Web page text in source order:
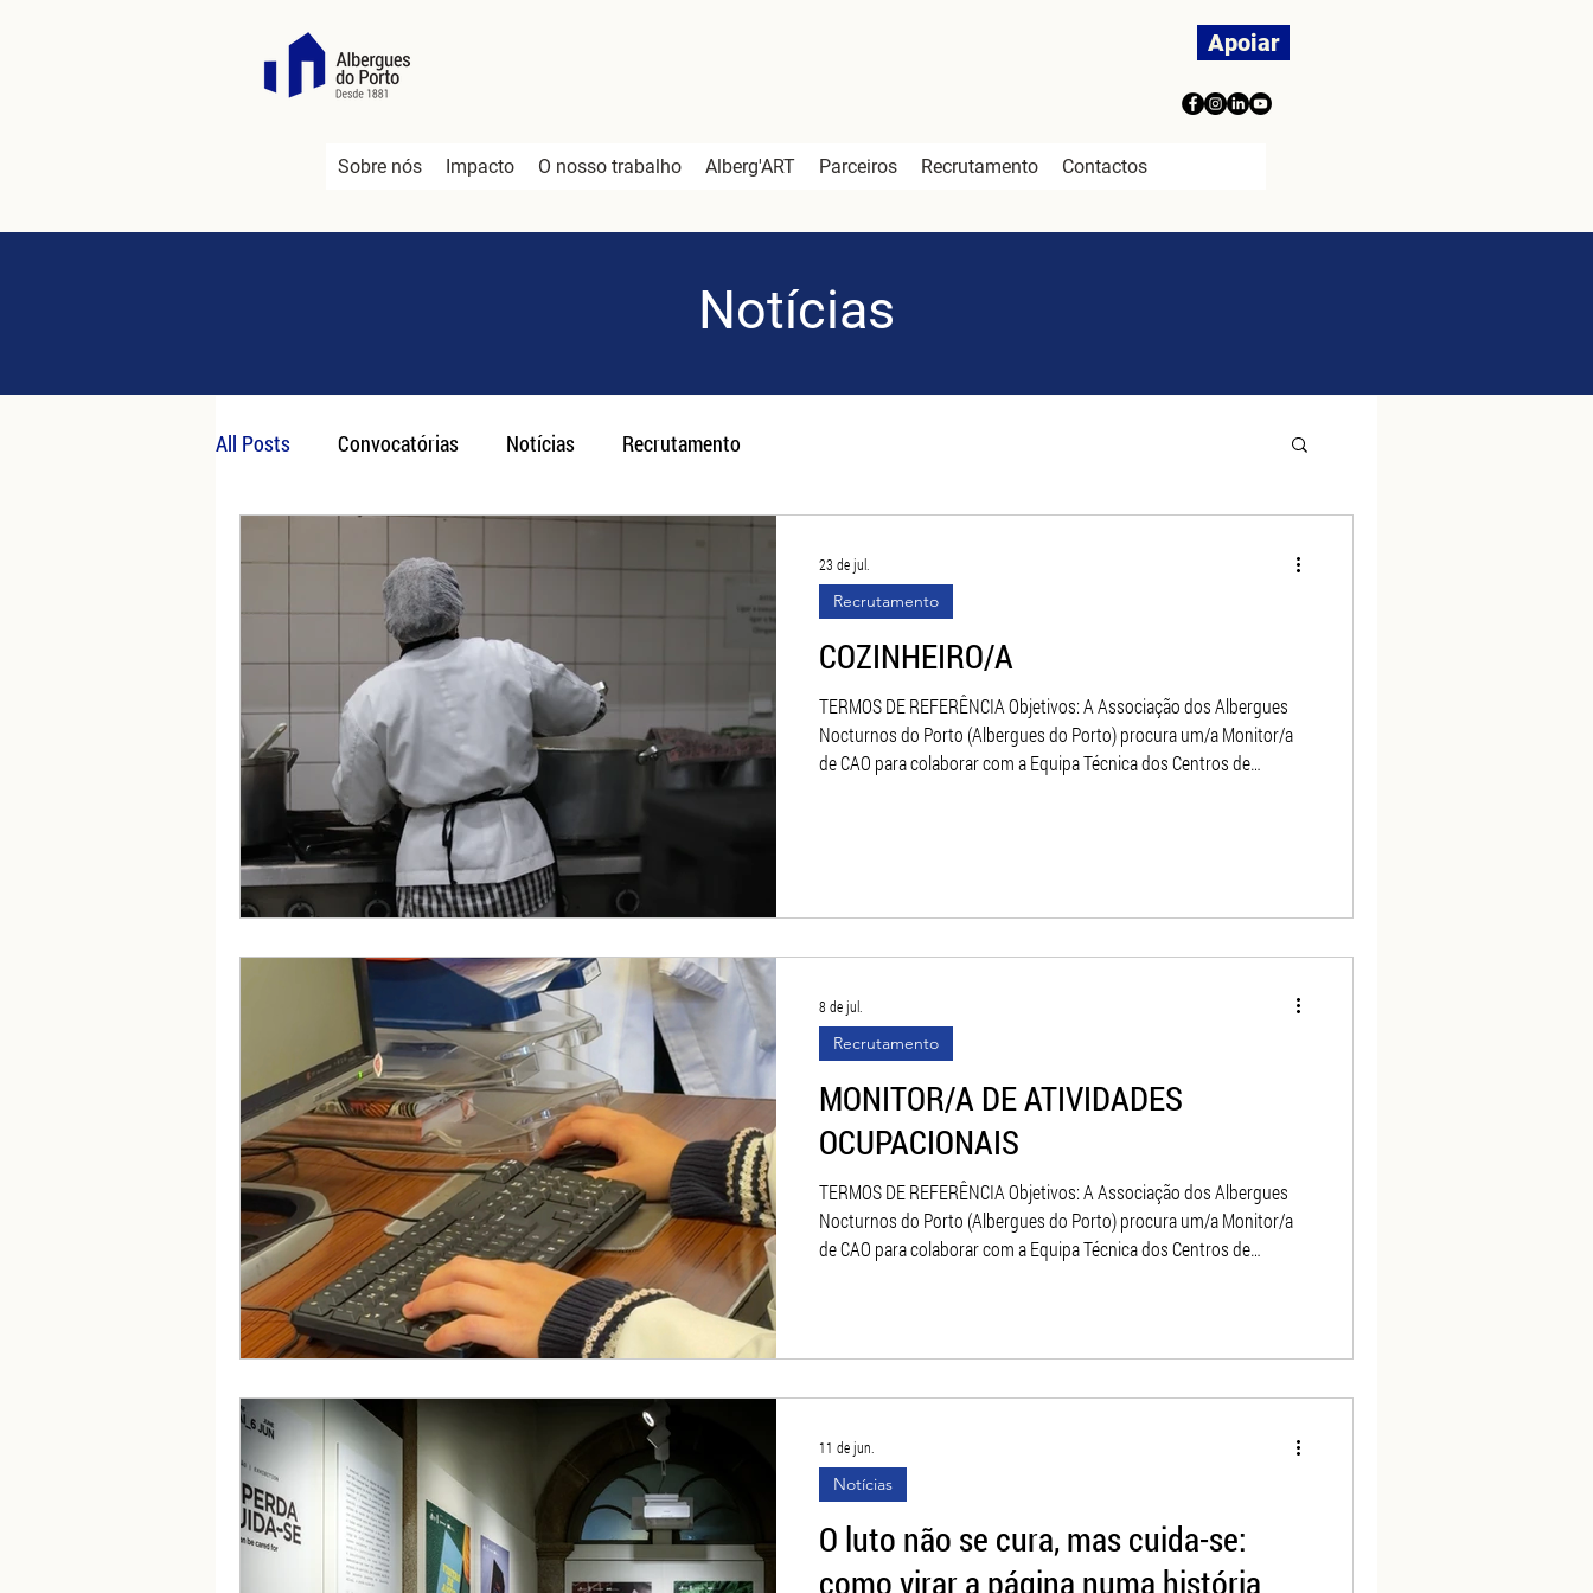
Apoiar
Sobre nós Impacto O nosso trabalho Alberg'ART Parceiros Recrutamento Contactos
Notícias
All Posts Convocatórias Notícias Recrutamento
COZINHEIRO/A
TERMOS DE REFERÊNCIA Objetivos: A Associação dos Albergues
Nocturnos do Porto (Albergues do Porto) procura um/a Monitor/a
de CAO para colaborar com a Equipa Técnica dos Centros de
Recrutamento
23 de jul.
MONITOR/A DE ATIVIDADES
OCUPACIONAIS
TERMOS DE REFERÊNCIA Objetivos: A Associação dos Albergues
Nocturnos do Porto (Albergues do Porto) procura um/a Monitor/a
de CAO para colaborar com a Equipa Técnica dos Centros de
recreativas de acordo com os planos individuais de
Recrutamento
8 de jul.
O luto não se cura, mas cuida-se:
como virar a página numa história
Notícias
11 de jun.